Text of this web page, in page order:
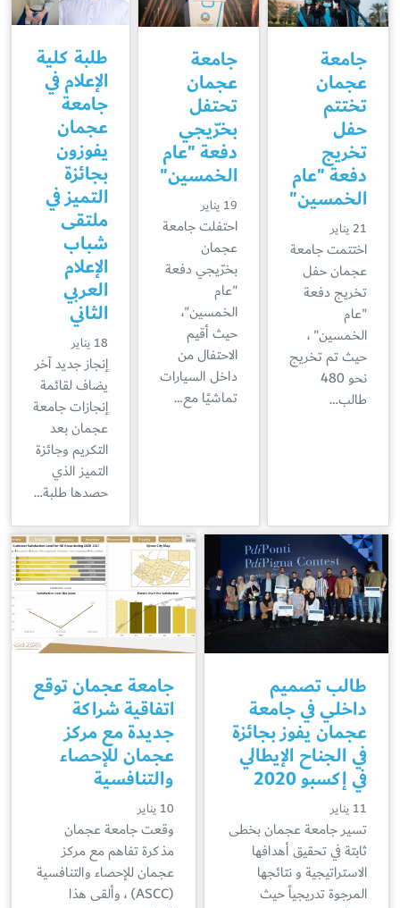
جامعة
عجمان
تختتم
حفل
تخريج
دفعة "عام
الخمسين"
21 يناير
اختتمت جامعة
عجمان حفل
تخريج دفعة
"عام
الخمسين" ،
حيث تم تخريج
نحو 480
طالب…
جامعة
عجمان
تحتفل
بخرّيجي
دفعة "عام
الخمسين"
19 يناير
احتفلت جامعة
عجمان
بخرّيجي دفعة
"عام
الخمسين"،
حيث أقيم
الاحتفال من
داخل السيارات
تماشيًا مع…
طلبة كلية
الإعلام في
جامعة
عجمان
يفوزون
بجائزة
التميز في
ملتقى
شباب
الإعلام
العربي
الثاني
18 يناير
إنجاز جديد آخر
يضاف لقائمة
إنجازات جامعة
عجمان بعد
التكريم وجائزة
التميز الذي
حصدها طلبة…
طالب تصميم
داخلي في جامعة
عجمان يفوز بجائزة
في الجناح الإيطالي
في إكسبو 2020
11 يناير
تسير جامعة عجمان بخطى
ثابتة في تحقيق أهدافها
الاستراتيجية و نتائجها
المرجوة تدريجياً حيث
جامعة عجمان توقع
اتفاقية شراكة
جديدة مع مركز
عجمان للإحصاء
والتنافسية
10 يناير
وقعت جامعة عجمان
مذكرة تفاهم مع مركز
عجمان للإحصاء والتنافسية
(ASCC) ، وألقى هذا